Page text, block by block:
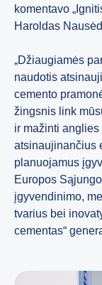
komentavo
Haroldas
„Džiaugiamės
naudotis
cemento
žingsnis link
ir mažinti
atsinaujinančius
planuojamus
Europos
įgyvendinimo,
tvarius bei
cementas“